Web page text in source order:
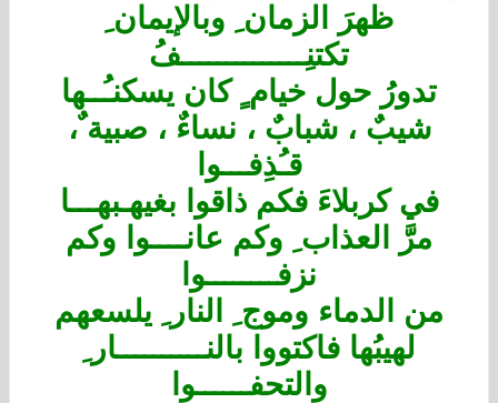
ظهرَ الزمان ِ وبالإيمان ِ
تكتنِــــــــــــــفُ
تدورُ حول خيام ٍ كان يسكنـُــها
شيبٌ ، شبابٌ ، نساءٌ ، صبية ٌ،
قـُذِفـــوا
في كربلاءَ فكم ذاقوا بغيهـبهـــا
مرَّ العذاب ِ وكم عانــــوا وكم
نزفــــــــوا
من الدماء وموج ِ النار ِ يلسعهم
لهيبُها فاكتووا بالنــــــــــار ِ
والتحفــــــوا